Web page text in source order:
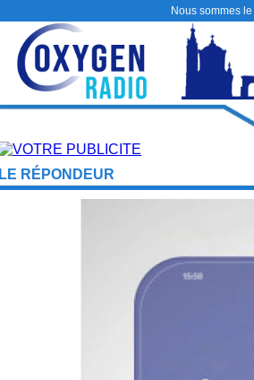
Nous sommes le
LE RÉPONDEUR